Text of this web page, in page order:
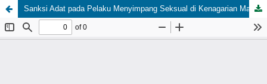
Sanksi Adat pada Pelaku Menyimpang Seksual di Kenagarian Maek Kabupaten Lima Puluh Kota